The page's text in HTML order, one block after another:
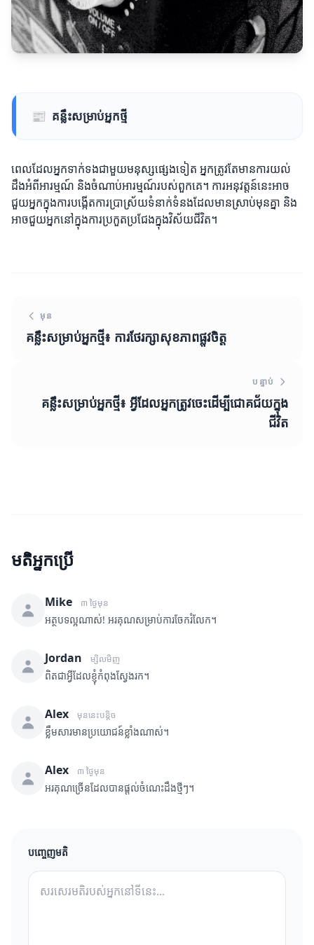
📰 គន្លឹះសម្រាប់អ្នកថ្មី
ពេលដែលអ្នកទាក់ទងជាមួយមនុស្សផ្សេងទៀត អ្នកត្រូវតែមានការយល់
ដឹងអំពីអារម្មណ៍ និងចំណាប់អារម្មណ៍របស់ពួកគេ។ ការអនុវត្តន៍នេះអាច
ជួយអ្នកក្នុងការបង្កើតការប្រាស្រ័យទំនាក់ទំនងដែលមានស្រាប់មុនគ្នា និង
អាចជួយអ្នកនៅក្នុងការប្រកួតប្រជែងក្នុងវិស័យជីវិត។
មុន
គន្លឹះសម្រាប់អ្នកថ្មី៖ ការថែរក្សាសុខភាពផ្លូវចិត្ត
បន្ទាប់
គន្លឹះសម្រាប់អ្នកថ្មី៖ អ្វីដែលអ្នកត្រូវចេះដើម្បីជោគជ័យក្នុង
ជីវិត
មតិអ្នកប្រើ
Mike ៣ ថ្ងៃមុន
អត្ថបទល្អណាស់! អរគុណសម្រាប់ការចែករំលែក។
Jordan ម្សិលមិញ
ពិតជាអ្វីដែលខ្ញុំកំពុងស្វែងរក។
Alex មុននេះបន្តិច
ខ្លឹមសារមានប្រយោជន៍ខ្លាំងណាស់។
Alex ៣ ថ្ងៃមុន
អរគុណច្រើនដែលបានផ្តល់ចំណេះដឹងថ្មីៗ។
បញ្ចេញមតិ